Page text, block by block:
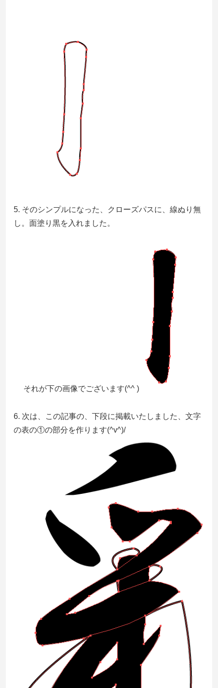
5. そのシンプルになった、クローズパスに、線ぬり無
し。面塗り黒を入れました。
それが下の画像でございます(^^ )
6. 次は、この記事の、下段に掲載いたしました、文字
の表の①の部分を作ります(^v^)/